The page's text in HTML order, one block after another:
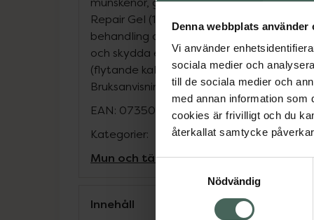
Denna webbplats använder
Vi använder
sociala medier och
till de sociala medier och
med annan information som
cookies är frivilligt och du
återkallat samtycke
Samtyckesval
Nödvändig
Repair Gel (10 ml tub) som minskar
behandling och hjälper till att reparera
och skydda emaljen långsiktigt. Den
(flytande kalcium) och
Bruksanvisning ingår."
EAN: 07350064168042
Kategorier:
Mun och tänderVitare tänder
Innehåll